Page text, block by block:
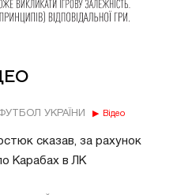
ФУТБОЛ УКРАЇНИ Відео
сказав, за рахунок
Карабах в ЛК